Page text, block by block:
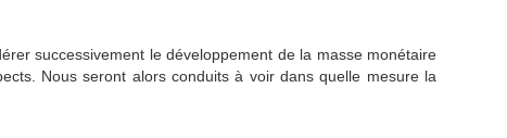
successivement le développement de la masse monétaire
Nous seront alors conduits à voir dans quelle mesure la